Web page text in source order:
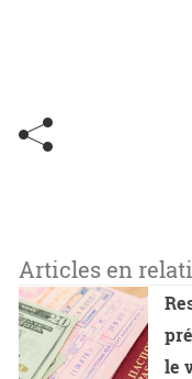
Articles en
le